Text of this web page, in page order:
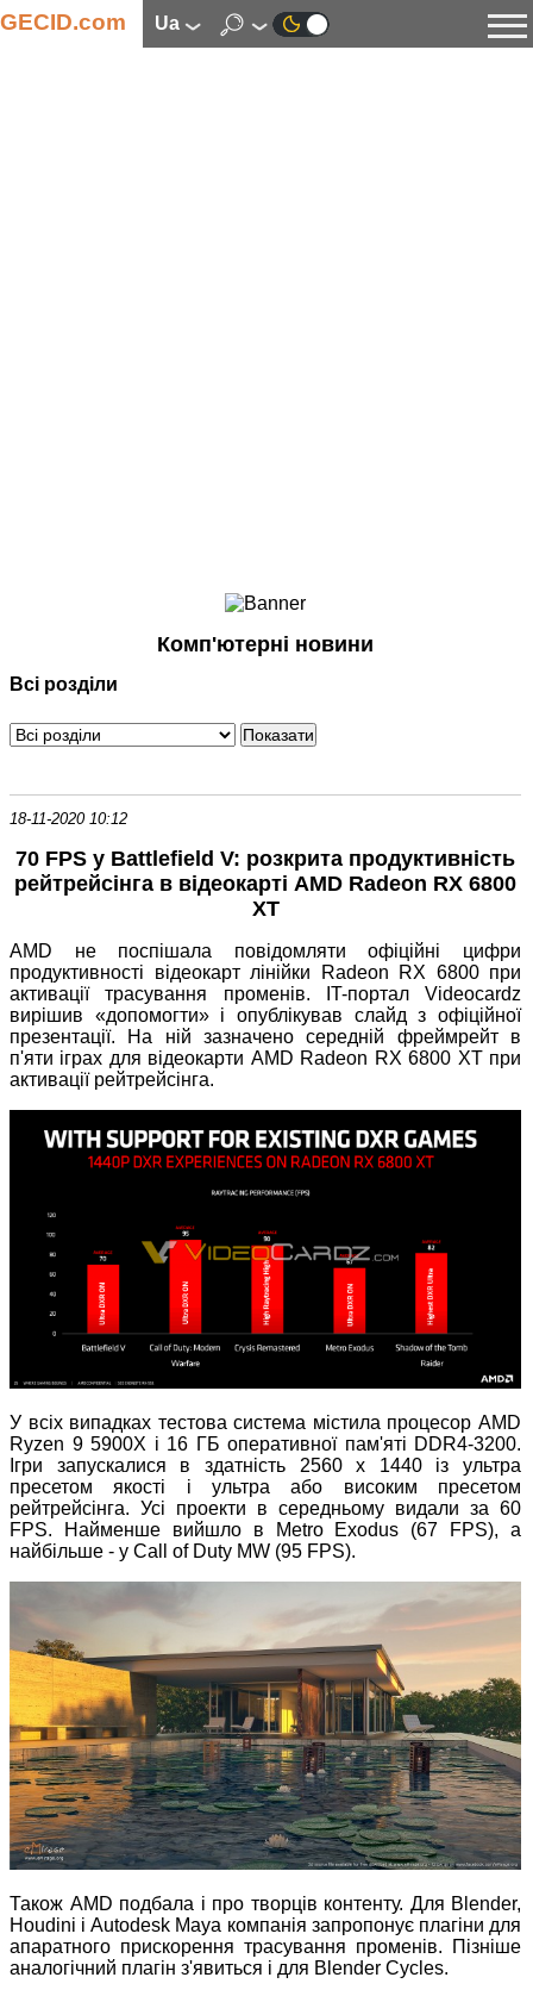
GECID.com ua
Смартфони
Периферія
Програмне забезпечення
Комп'ютерні новини
Всі розділи
18-11-2020 10:12
70 FPS у Battlefield V: розкрита продуктивність
рейтрейсінга в відеокарті AMD Radeon RX 6800
XT
AMD не поспішала повідомляти офіційні цифри
продуктивності відеокарт лінійки Radeon RX 6800 при
активації трасування променів. IT-портал Videocardz
вирішив «допомогти» і опублікував слайд з офіційної
презентації. На ній зазначено середній фреймрейт в
п'яти іграх для відеокарти AMD Radeon RX 6800 XT при
активації рейтрейсінга.
У всіх випадках тестова система містила процесор AMD
Ryzen 9 5900X і 16 ГБ оперативної пам'яті DDR4-3200.
Ігри запускалися в здатність 2560 х 1440 із ультра
пресетом якості і ультра або високим пресетом
рейтрейсінга. Усі проекти в середньому видали за 60
FPS. Найменше вийшло в Metro Exodus (67 FPS), а
найбільше - у Call of Duty MW (95 FPS).
Також AMD подбала і про творців контенту. Для Blender,
Houdini і Autodesk Maya компанія запропонує плагіни для
апаратного прискорення трасування променів. Пізніше
аналогічний плагін з'явиться і для Blender Cycles.